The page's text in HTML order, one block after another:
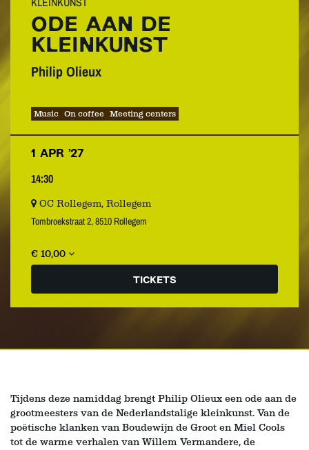
ODE AAN DE
KLEINKUNST
Philip Olieux
Music On coffee Meeting centers
1 APR ’27
14:30
OC Rollegem, Rollegem
Tombroekstraat 2, 8510 Rollegem
€ 10,00
TICKETS
Tijdens deze namiddag brengt Philip Olieux een ode aan de
grootmeesters van de Nederlandstalige kleinkunst. Van de
poëtische klanken van Boudewijn de Groot en Miel Cools
tot de warme verhalen van Willem Vermandere, de